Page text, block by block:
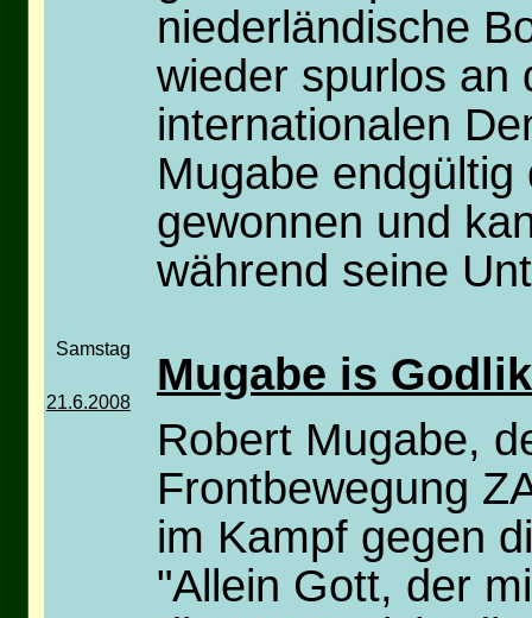
niederländische
wieder spurlos an
internationalen
Mugabe
gewonnen und
während seine
Samstag
21.6.2008
Mugabe is
Robert Mugabe,
Frontbewegung
im Kampf gegen
"Allein Gott, der